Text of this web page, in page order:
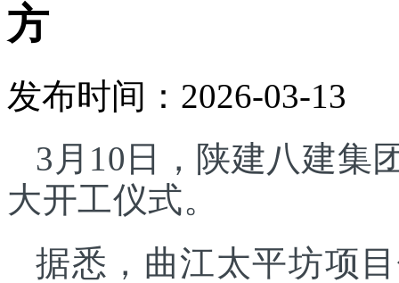
方
发布时间：2026-03-13
3月10日，陕建八建集
大开工仪式。
据悉，曲江太平坊项